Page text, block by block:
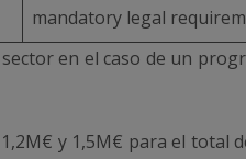
mandatory legal
en el caso de un
y 1,5M€ para el total